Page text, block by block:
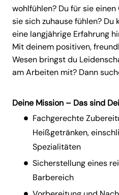
wohlfühlen? Du für sie
sie sich zuhause fühlen?
eine langjährige Erfahrung
Mit deinem positiven,
Wesen bringst du
am Arbeiten mit? Dann
Deine Mission – Das sind
Fachgerechte
Heißgetränken,
Spezialitäten
Sicherstellung eines
Barbereich